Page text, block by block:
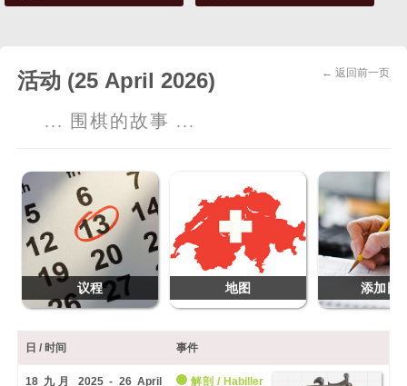
← 返回前一页
活动 (25 April 2026)
... 围棋的故事 ...
议程 地图 添加日
日 / 时间 事件
18 九月 2025 - 26 April
解剖 / Habiller